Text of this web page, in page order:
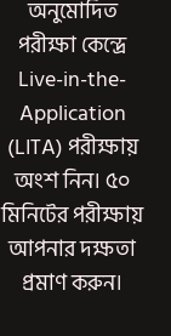
অনুমোদিত
পরীক্ষা কেন্দ্রে
Live-in-the-
Application
(LITA) পরীক্ষায়
অংশ নিন। ৫০
মিনিটের পরীক্ষায়
আপনার দক্ষতা
প্রমাণ করুন।